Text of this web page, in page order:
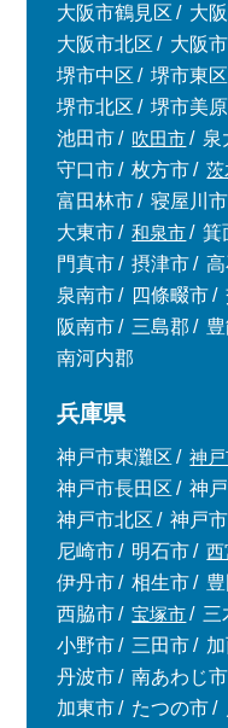
大阪市鶴見区 大
大阪市北区
大阪
堺市中区
堺市東区
堺市北区
堺市美
池田市
吹田市 泉
守口市
枚方市
富田林市
寝屋川市
大東市
和泉市 箕
門真市
摂津市
泉南市
四條畷市
阪南市
三島郡
南河内郡
兵庫県
神戸市東灘区 神
神戸市長田区
神
神戸市北区
神戸
尼崎市
明石市
伊丹市
相生市
西脇市
宝塚市 三
小野市
三田市
丹波市
南あわじ市
加東市
たつの市